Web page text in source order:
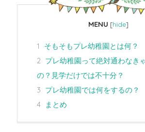
MENU [hide]
1
そもそもプレ幼稚園とは何？
2 プレ幼稚園って絶対通わなき
の？見学だけでは不十分？
3 プレ幼稚園では何をするの？
4
まとめ